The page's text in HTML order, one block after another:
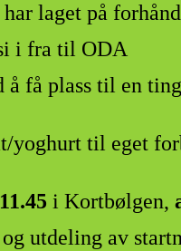
laget på forhånd
i fra til ODA
å få plass til en
yoghurt til eget
i Kortbølgen,
utdeling av